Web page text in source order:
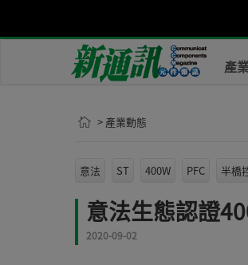
產
> 產業動態
意法 ST 400W PFC 半橋
意法生態認證
2020-09-02